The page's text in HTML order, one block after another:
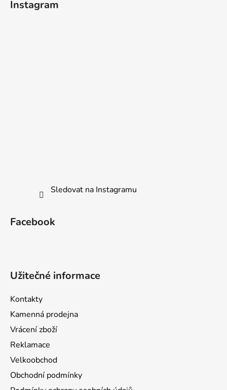
Instagram
Sledovat na Instagramu
Facebook
Užitečné informace
Kontakty
Kamenná prodejna
Vrácení zboží
Reklamace
Velkoobchod
Obchodní podmínky